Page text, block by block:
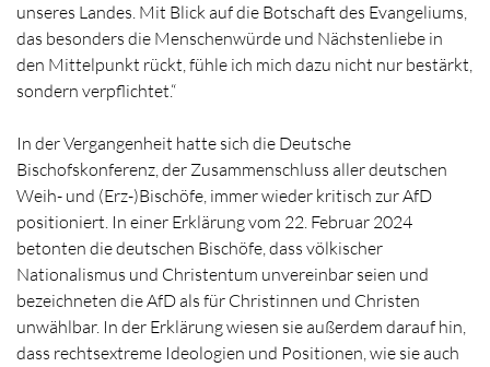
unseres Landes. Mit Blick auf die Botschaft des Evangeliums,
das besonders die Menschenwürde und Nächstenliebe in
den Mittelpunkt rückt, fühle ich mich dazu nicht nur bestärkt,
sondern verpflichtet.“
In der Vergangenheit hatte sich die Deutsche
Bischofskonferenz, der Zusammenschluss aller deutschen
Weih- und (Erz-)Bischöfe, immer wieder kritisch zur AfD
positioniert. In einer Erklärung vom 22. Februar 2024
betonten die deutschen Bischöfe, dass völkischer
Nationalismus und Christentum unvereinbar seien und
bezeichneten die AfD als für Christinnen und Christen
unwählbar. In der Erklärung wiesen sie außerdem darauf hin,
dass rechtsextreme Ideologien und Positionen, wie sie auch